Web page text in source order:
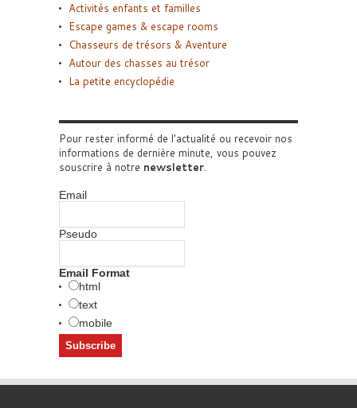
Activités enfants et familles
Escape games & escape rooms
Chasseurs de trésors & Aventure
Autour des chasses au trésor
La petite encyclopédie
Pour rester informé de l'actualité ou recevoir nos
informations de dernière minute, vous pouvez
souscrire à notre newsletter.
Email
Pseudo
Email Format
html
text
mobile